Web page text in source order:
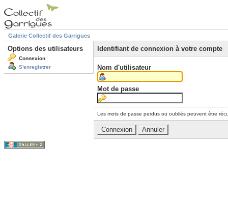
Galerie Collectif des Garrigues
Options des utilisateurs
Connexion
S'enregistrer
Identifiant de connexion à votre compte
Nom d'utilisateur
Mot de passe
Les mots de passe perdus ou oubliés peuvent être